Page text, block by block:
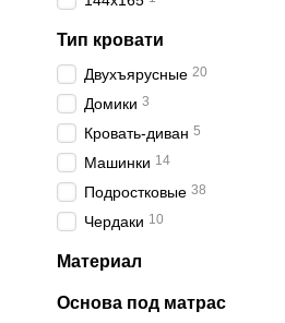
Тип кровати
Двухъярусные 20
Домики 3
Кровать-диван 5
Машинки 14
Подростковые 38
Чердаки 10
Материал
Основа под матрас